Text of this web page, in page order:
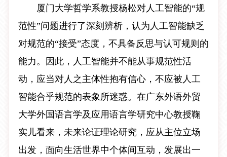
厦门大学哲学系教授杨松对人工智能的“规
范性”问题进行了深刻辨析，认为人工智能缺乏
对规范的“接受”态度，不具备反思与认可规则的
能力。因此，人工智能并不能从事规范性活
动，应当对人之主体性抱有信心，不应被人工
智能合乎规范的表象所迷惑。在广东外语外贸
大学外国语言学及应用语言学研究中心教授鞠
实儿看来，未来论证理论研究，应从主位立场
出发，面向生活世界中个体间互动，发展出一